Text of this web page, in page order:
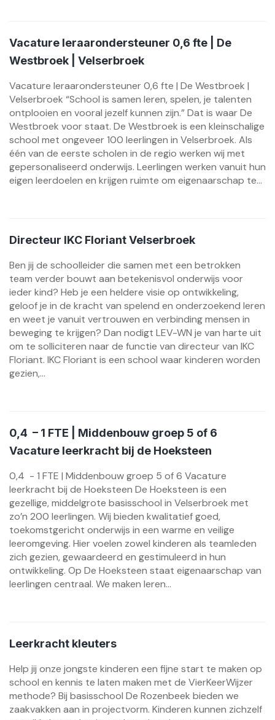
Vacature leraarondersteuner 0,6 fte | De
Westbroek | Velserbroek
Vacature leraarondersteuner 0,6 fte | De Westbroek |
Velserbroek “School is samen leren, spelen, je talenten
ontplooien en vooral jezelf kunnen zijn.” Dat is waar De
Westbroek voor staat. De Westbroek is een kleinschalige
school met ongeveer 100 leerlingen in Velserbroek. Als
één van de eerste scholen in de regio werken wij met
gepersonaliseerd onderwijs. Leerlingen werken vanuit hun
eigen leerdoelen en krijgen ruimte om eigenaarschap te...
Directeur IKC Floriant Velserbroek
Ben jij de schoolleider die samen met een betrokken
team verder bouwt aan betekenisvol onderwijs voor
ieder kind? Heb je een heldere visie op ontwikkeling,
geloof je in de kracht van spelend en onderzoekend leren
en weet je vanuit vertrouwen en verbinding mensen in
beweging te krijgen? Dan nodigt LEV-WN je van harte uit
om te solliciteren naar de functie van directeur van IKC
Floriant. IKC Floriant is een school waar kinderen worden
gezien,...
0,4 – 1 FTE | Middenbouw groep 5 of 6
Vacature leerkracht bij de Hoeksteen
0,4 - 1 FTE | Middenbouw groep 5 of 6 Vacature
leerkracht bij de Hoeksteen De Hoeksteen is een
gezellige, middelgrote basisschool in Velserbroek met
zo’n 200 leerlingen. Wij bieden kwalitatief goed,
toekomstgericht onderwijs in een warme en veilige
leeromgeving. Hier voelen zowel kinderen als teamleden
zich gezien, gewaardeerd en gestimuleerd in hun
ontwikkeling. Op De Hoeksteen staat eigenaarschap van
leerlingen centraal. We maken leren...
Leerkracht kleuters
Help jij onze jongste kinderen een fijne start te maken op
school en kennis te laten maken met de VierKeerWijzer
methode? Bij basisschool De Rozenbeek bieden we
zaakvakken aan in projectvorm. Kinderen kunnen zichzelf